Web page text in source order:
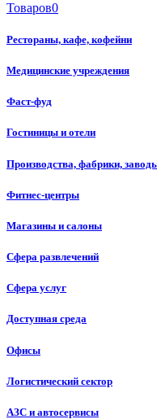
Товаров0
Рестораны, кафе, кофейни
Медицинские учреждения
Фаст-фуд
Гостиницы и отели
Производства, фабрики,
Фитнес-центры
Магазины и салоны
Сфера развлечений
Сфера услуг
Доступная среда
Офисы
Логистический сектор
АЗС и автосервисы